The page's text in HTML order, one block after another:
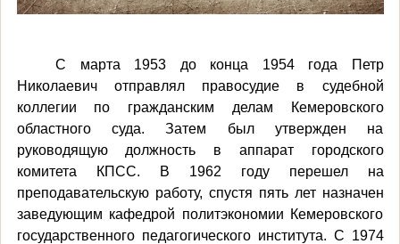
С марта 1953 до конца 1954 года Петр
Николаевич отправлял правосудие в судебной
коллегии по гражданским делам Кемеровского
областного суда. Затем был утвержден на
руководящую должность в аппарат городского
комитета КПСС. В 1962 году перешел на
преподавательскую работу, спустя пять лет назначен
заведующим кафедрой политэкономии Кемеровского
государственного педагогического института. С 1974